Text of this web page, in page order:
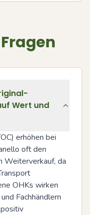
Wert und
erhöhen bei
oft den
Weiterverkauf, da
OHKs wirken
Fachhändlern